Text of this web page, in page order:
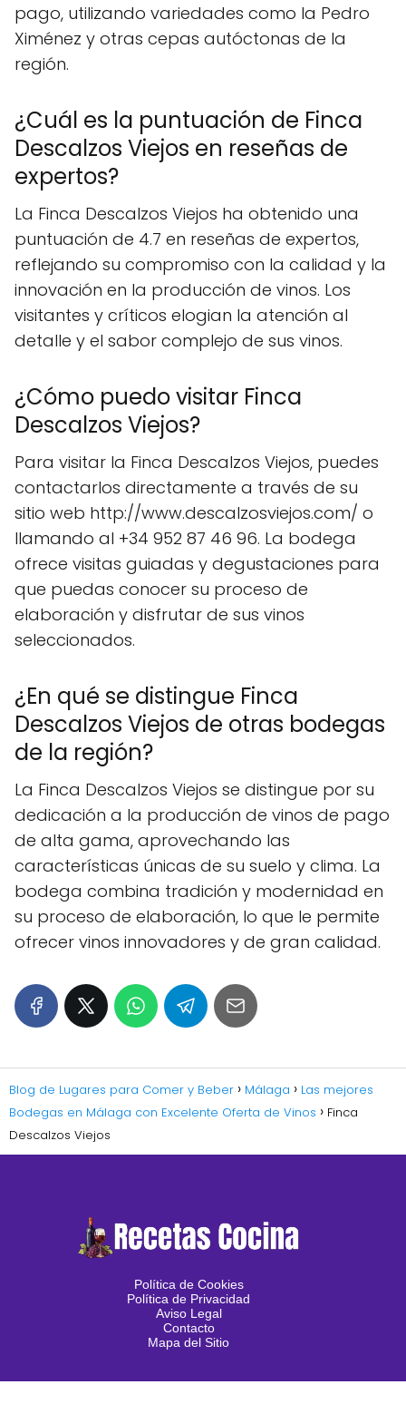
pago, utilizando variedades como la Pedro
Ximénez y otras cepas autóctonas de la
región.
¿Cuál es la puntuación de Finca
Descalzos Viejos en reseñas de
expertos?
La Finca Descalzos Viejos ha obtenido una
puntuación de 4.7 en reseñas de expertos,
reflejando su compromiso con la calidad y la
innovación en la producción de vinos. Los
visitantes y críticos elogian la atención al
detalle y el sabor complejo de sus vinos.
¿Cómo puedo visitar Finca
Descalzos Viejos?
Para visitar la Finca Descalzos Viejos, puedes
contactarlos directamente a través de su
sitio web http://www.descalzosviejos.com/ o
llamando al +34 952 87 46 96. La bodega
ofrece visitas guiadas y degustaciones para
que puedas conocer su proceso de
elaboración y disfrutar de sus vinos
seleccionados.
¿En qué se distingue Finca
Descalzos Viejos de otras bodegas
de la región?
La Finca Descalzos Viejos se distingue por su
dedicación a la producción de vinos de pago
de alta gama, aprovechando las
características únicas de su suelo y clima. La
bodega combina tradición y modernidad en
su proceso de elaboración, lo que le permite
ofrecer vinos innovadores y de gran calidad.
Blog de Lugares para Comer y Beber Málaga
Las mejores
Bodegas en Málaga con Excelente Oferta de Vinos
Finca
Descalzos Viejos
Política de Cookies
Política de Privacidad
Aviso Legal
Contacto
Mapa del Sitio